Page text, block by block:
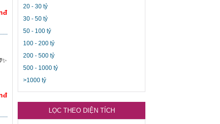
20 - 30 tỷ
30 - 50 tỷ
50 - 100 tỷ
100 - 200 tỷ
200 - 500 tỷ
500 - 1000 tỷ
>1000 tỷ
LỌC THEO DIỆN TÍCH